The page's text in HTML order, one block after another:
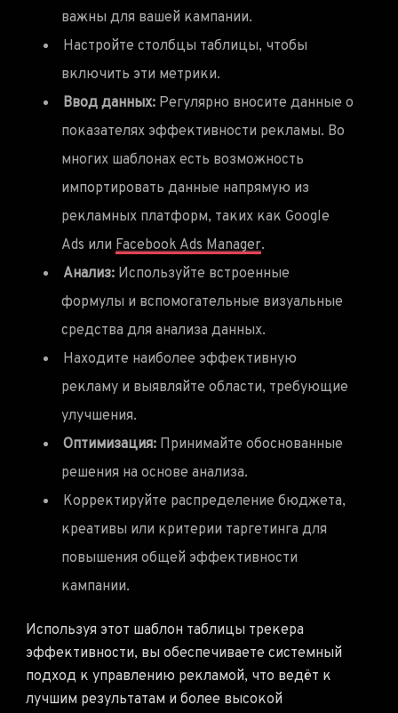
важны для вашей кампании.
Настройте столбцы таблицы, чтобы
включить эти метрики.
Ввод данных: Регулярно вносите данные о
показателях эффективности рекламы. Во
многих шаблонах есть возможность
импортировать данные напрямую из
рекламных платформ, таких как Google
Ads или Facebook Ads Manager.
Анализ: Используйте встроенные
формулы и вспомогательные визуальные
средства для анализа данных.
Находите наиболее эффективную
рекламу и выявляйте области, требующие
улучшения.
Оптимизация: Принимайте обоснованные
решения на основе анализа.
Корректируйте распределение бюджета,
креативы или критерии таргетинга для
повышения общей эффективности
кампании.
Используя этот шаблон таблицы трекера
эффективности, вы обеспечиваете системный
подход к управлению рекламой, что ведёт к
лучшим результатам и более высокой